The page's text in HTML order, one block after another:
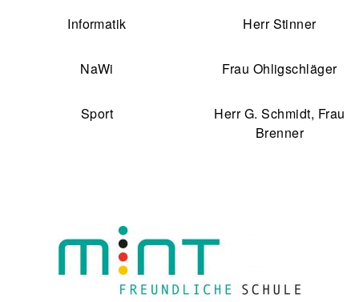
Informatik Herr Stinner
NaWi Frau Ohligschläger
Sport
Herr G. Schmidt, Frau
Brenner